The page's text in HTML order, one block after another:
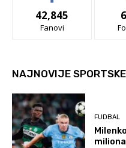
42,845
Fanovi
NAJNOVIJE
FUDBAL